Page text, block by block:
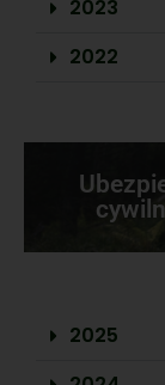
2023
2022
2025